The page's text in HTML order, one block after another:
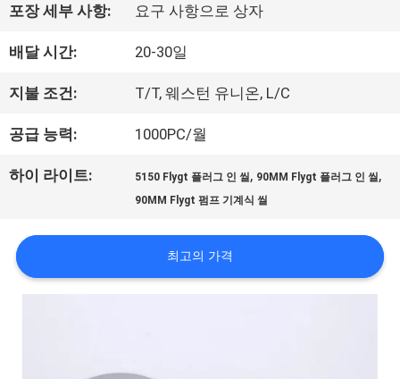
에
대
하
여
장
포장 세부 사항: 요구 사항으로 상자
배달 시간: 20-30일
지불 조건: T/T, 웨스턴 유니온, L/C
공급 능력: 1000PC/월
하이 라이트: 5150 Flygt 플러그 인 씰, 90MM Flygt 플러그 인 씰,
90MM Flygt 펌프 기계식 씰
최고의 가격